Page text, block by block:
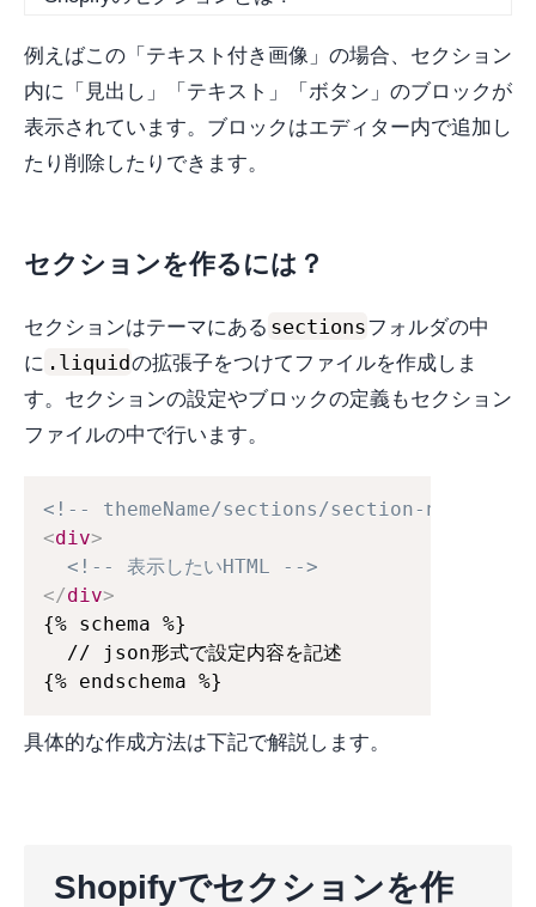
例えばこの「テキスト付き画像」の場合、セクション
内に「見出し」「テキスト」「ボタン」のブロックが
表示されています。ブロックはエディター内で追加し
たり削除したりできます。
セクションを作るには？
セクションはテーマにある sectionsフォルダの中
に .liquidの拡張子をつけてファイルを作成しま
す。セクションの設定やブロックの定義もセクション
ファイルの中で行います。
<!-- themeName/sections/section-
<div>
<!-- 表示したいHTML -->
</div>
{% schema %}
  // json形式で設定内容を記述
{% endschema %}
具体的な作成方法は下記で解説します。
Shopifyでセクションを作